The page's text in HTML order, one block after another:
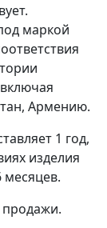
маркой
Армению.
1 год,
изделия
месяцев.
продажи.